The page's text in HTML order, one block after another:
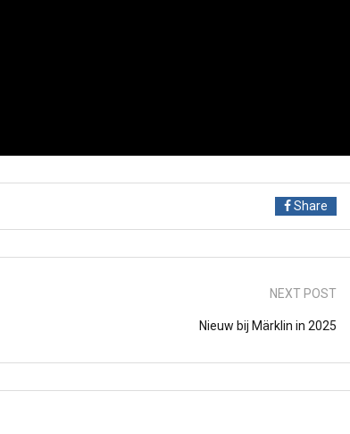
Share
NEXT POST
Nieuw bij Märklin in 2025